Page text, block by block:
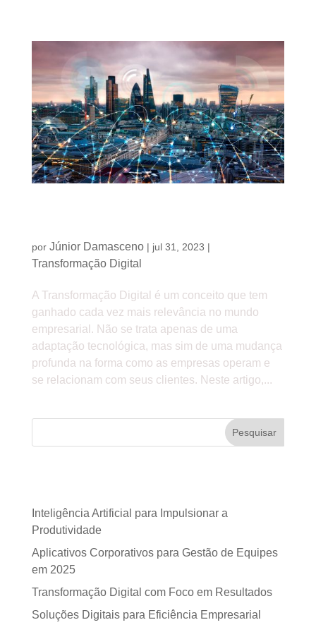
por Júnior Damasceno| jul 31, 2023 |
Transformação Digital
A Transformação Digital é um conceito que tem
ganhado cada vez mais relevância no mundo
empresarial. Não se trata apenas de uma
adaptação tecnológica, mas sim de uma mudança
profunda na forma como as empresas operam e
se relacionam com seus clientes. Neste artigo,...
Pesquisar
Inteligência Artificial para Impulsionar a
Produtividade
Aplicativos Corporativos para Gestão de Equipes
em 2025
Transformação Digital com Foco em Resultados
Soluções Digitais para Eficiência Empresarial